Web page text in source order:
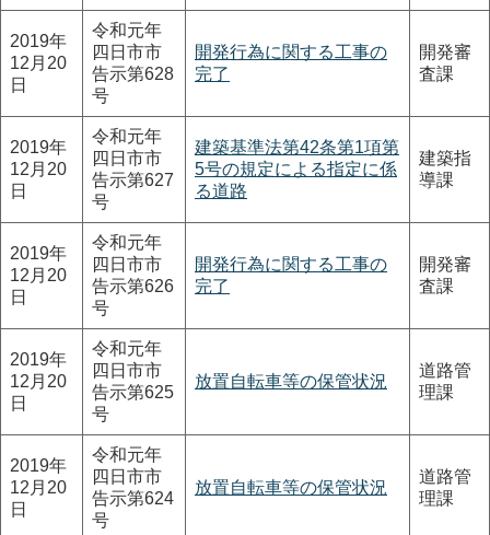
2019年
12月20
日
令和元年
四日市市
告示第628
号
開発行為に関する工事の
完了
開発審
査課
2019年
12月20
日
令和元年
四日市市
告示第627
号
建築基準法第42条第1項第
5号の規定による指定に係
る道路
建築指
導課
2019年
12月20
日
令和元年
四日市市
告示第626
号
開発行為に関する工事の
完了
開発審
査課
2019年
12月20
日
令和元年
四日市市
告示第625
号
放置自転車等の保管状況
道路管
理課
2019年
12月20
日
令和元年
四日市市
告示第624
号
放置自転車等の保管状況
道路管
理課